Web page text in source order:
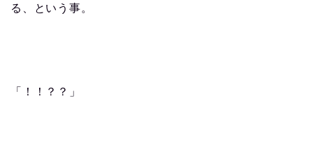
る、という事。
「！！？？」